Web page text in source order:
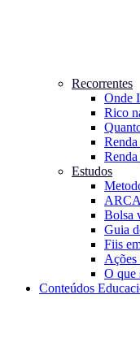
Recorrentes
Onde
Rico
Renda
Estudos
Bolsa
Guia
Fiis
Ações
O que
Conteúdos